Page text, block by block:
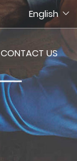
English
CONTACT US